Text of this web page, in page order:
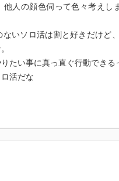
他人の顔色伺って色々考えし
いソロ活は割と好きだけど
たい事に真っ直ぐ行動できる
活だな